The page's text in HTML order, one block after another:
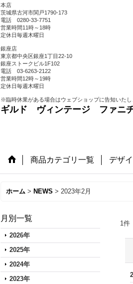
本店
茨城県古河市関戸1790-173
電話 0280-33-7751
営業時間11時～18時
定休日毎週木曜日
銀座店
東京都中央区銀座1丁目22-10
銀座ストークビル1F102
電話 03-6263-2122
営業時間12時～19時
定休日毎週木曜日
※臨時休業がある場合はウェブショップに告知いたし
ギルド ヴィンテージ ファニ
商品カテゴリ一覧 デザ
ホーム > NEWS > 2023年2月
月別一覧
2026年
2025年
2024年
2023年
1件